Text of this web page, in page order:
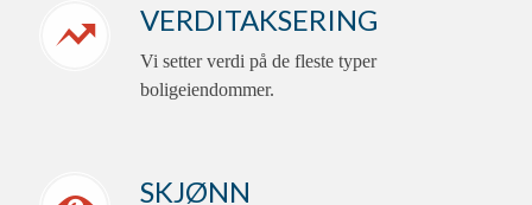
VERDITAKSERING
Vi setter verdi på de fleste typer
boligeiendommer.
SKJØNN